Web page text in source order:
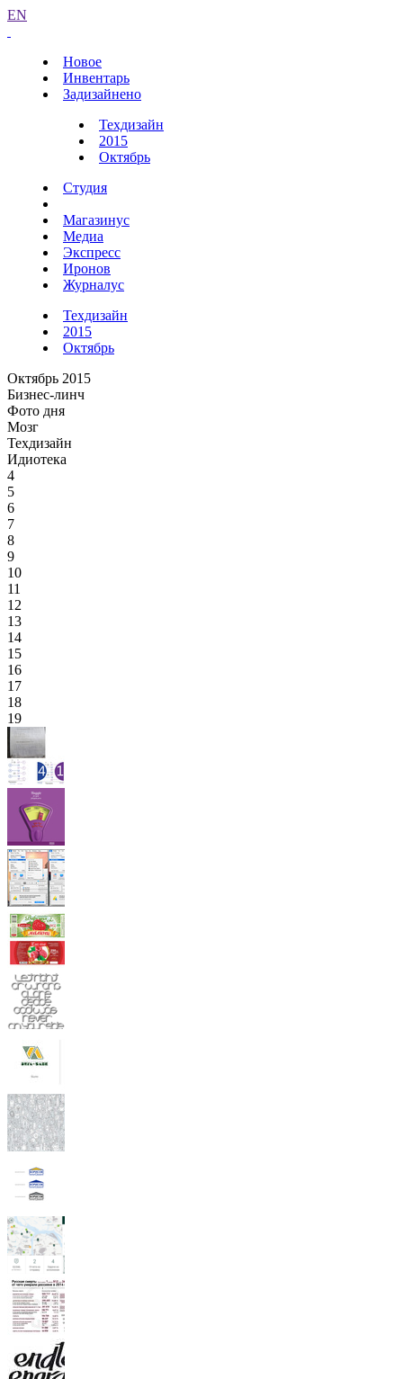
EN
Новое
Инвентарь
Задизайнено
Техдизайн
2015
Октябрь
Студия
Магазинус
Медиа
Экспресс
Иронов
Журналус
Техдизайн
2015
Октябрь
Октябрь 2015
Бизнес-линч
Фото дня
Мозг
Техдизайн
Идиотека
4
5
6
7
8
9
10
11
12
13
14
15
16
17
18
19